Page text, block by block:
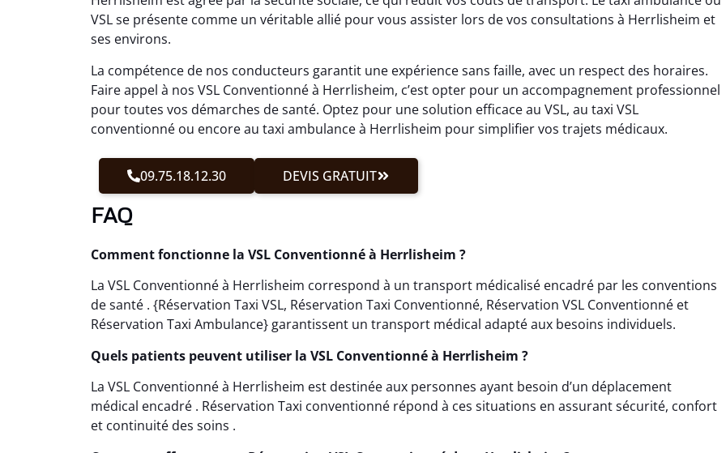
VSL se présente comme un véritable allié pour vous assister lors de vos consultations à Herrlisheim et
ses environs.
La compétence de nos conducteurs garantit une expérience sans faille, avec un respect des horaires.
Faire appel à nos VSL Conventionné à Herrlisheim, c’est opter pour un accompagnement professionnel
pour toutes vos démarches de santé. Optez pour une solution efficace au VSL, au taxi VSL
conventionné ou encore au taxi ambulance à Herrlisheim pour simplifier vos trajets médicaux.
09.75.18.12.30 DEVIS GRATUIT
FAQ
Comment fonctionne la VSL Conventionné à Herrlisheim ?
La VSL Conventionné à Herrlisheim correspond à un transport médicalisé encadré par les conventions
de santé . {Réservation Taxi VSL, Réservation Taxi Conventionné, Réservation VSL Conventionné et
Réservation Taxi Ambulance} garantissent un transport médical adapté aux besoins individuels.
Quels patients peuvent utiliser la VSL Conventionné à Herrlisheim ?
La VSL Conventionné à Herrlisheim est destinée aux personnes ayant besoin d’un déplacement
médical encadré . Réservation Taxi conventionné répond à ces situations en assurant sécurité, confort
et continuité des soins .